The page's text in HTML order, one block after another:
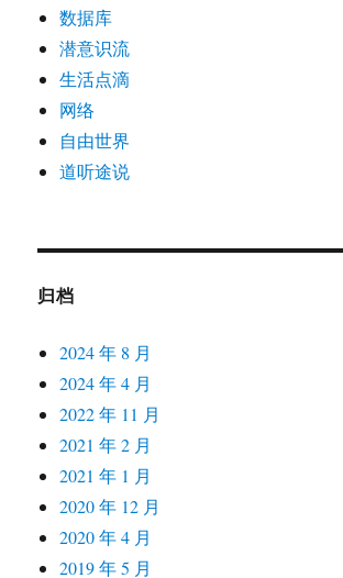
数据库
潜意识流
生活点滴
网络
自由世界
道听途说
归档
2024 年 8 月
2024 年 4 月
2022 年 11 月
2021 年 2 月
2021 年 1 月
2020 年 12 月
2020 年 4 月
2019 年 5 月